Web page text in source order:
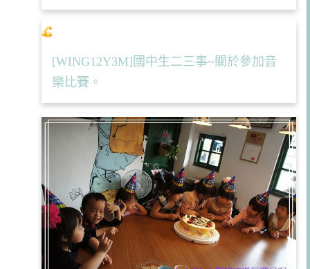
[WING12Y3M]國中生二三事~關於參加音
樂比賽。